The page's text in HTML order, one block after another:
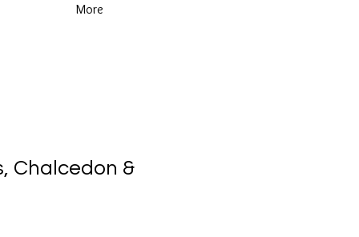
More
Chalcedon &